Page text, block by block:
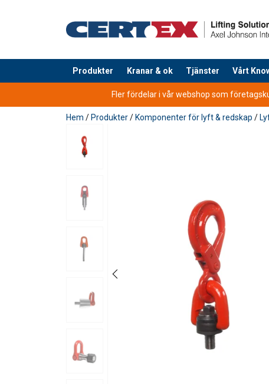
Produkter Kranar & ok Tjänster Vårt
tillagd i varukorg
Fler fördelar i vår webshop som
Hem / Produkter/ Komponenter för lyft & redskap /